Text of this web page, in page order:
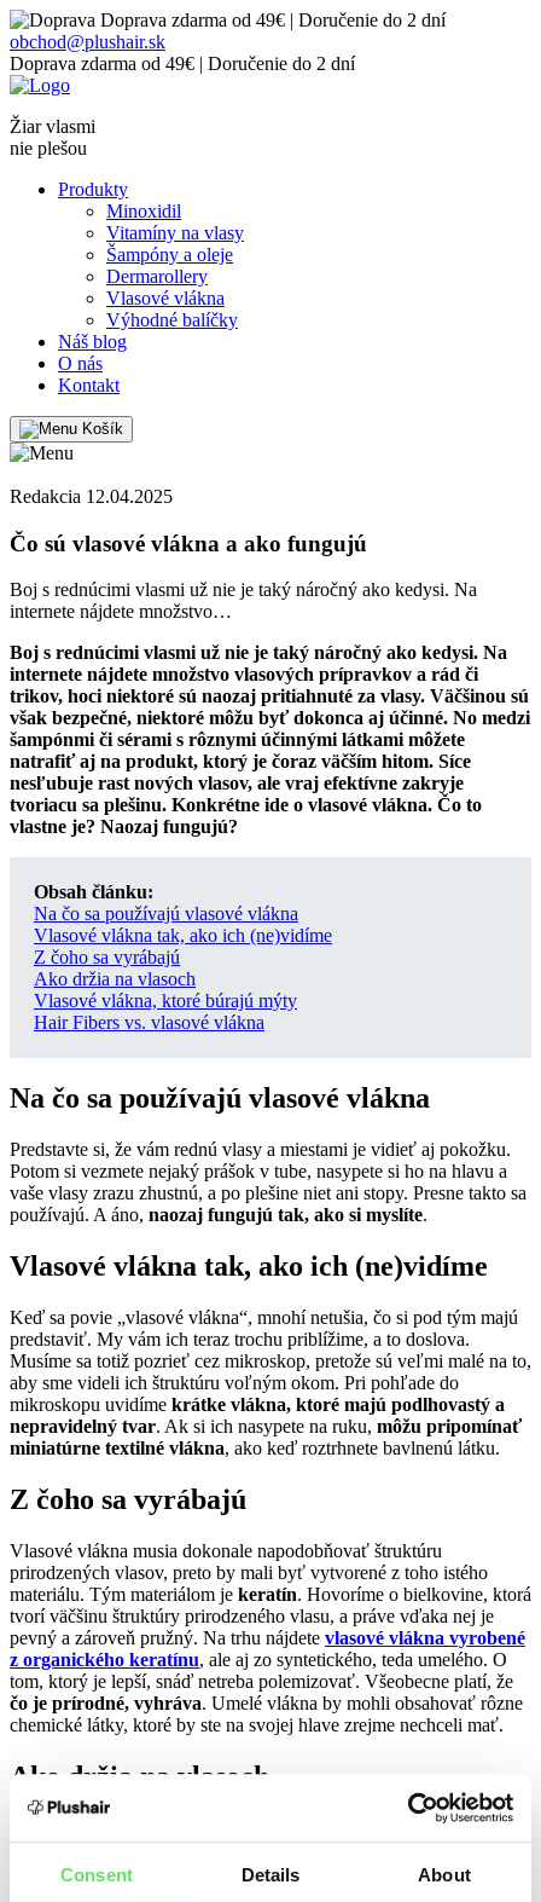
Consent Details About
Doprava zdarma od 49€ | Doručenie do 2 dní
obchod@plushair.sk
Doprava zdarma od 49€ | Doručenie do 2 dní
Žiar vlasmi
nie plešou
Produkty
Minoxidil
Vitamíny na vlasy
Šampóny a oleje
Dermarollery
Vlasové vlákna
Výhodné balíčky
Náš blog
O nás
Kontakt
Košík
Redakcia 12.04.2025
Čo sú vlasové vlákna a ako fungujú
Boj s rednúcimi vlasmi už nie je taký náročný ako kedysi. Na
internete nájdete množstvo…
Boj s rednúcimi vlasmi už nie je taký náročný ako kedysi. Na
internete nájdete množstvo vlasových prípravkov a rád či
trikov, hoci niektoré sú naozaj pritiahnuté za vlasy. Väčšinou sú
však bezpečné, niektoré môžu byť dokonca aj účinné. No medzi
šampónmi či sérami s rôznymi účinnými látkami môžete
natrafiť aj na produkt, ktorý je čoraz väčším hitom. Síce
nesľubuje rast nových vlasov, ale vraj efektívne zakryje
tvoriacu sa plešinu. Konkrétne ide o vlasové vlákna. Čo to
vlastne je? Naozaj fungujú?
Obsah článku:
Na čo sa používajú vlasové vlákna
Vlasové vlákna tak, ako ich (ne)vidíme
Z čoho sa vyrábajú
Ako držia na vlasoch
Vlasové vlákna, ktoré búrajú mýty
Hair Fibers vs. vlasové vlákna
Na čo sa používajú vlasové vlákna
Predstavte si, že vám rednú vlasy a miestami je vidieť aj pokožku.
Potom si vezmete nejaký prášok v tube, nasypete si ho na hlavu a
vaše vlasy zrazu zhustnú, a po plešine niet ani stopy. Presne takto sa
používajú. A áno, naozaj fungujú tak, ako si myslíte.
Vlasové vlákna tak, ako ich (ne)vidíme
Keď sa povie „vlasové vlákna“, mnohí netušia, čo si pod tým majú
predstaviť. My vám ich teraz trochu priblížime, a to doslova.
Musíme sa totiž pozrieť cez mikroskop, pretože sú veľmi malé na to,
aby sme videli ich štruktúru voľným okom. Pri pohľade do
mikroskopu uvidíme krátke vlákna, ktoré majú podlhovastý a
nepravidelný tvar. Ak si ich nasypete na ruku, môžu pripomínať
miniatúrne textilné vlákna, ako keď roztrhnete bavlnenú látku.
Z čoho sa vyrábajú
Vlasové vlákna musia dokonale napodobňovať štruktúru
prirodzených vlasov, preto by mali byť vytvorené z toho istého
materiálu. Tým materiálom je keratín. Hovoríme o bielkovine, ktorá
tvorí väčšinu štruktúry prirodzeného vlasu, a práve vďaka nej je
pevný a zároveň pružný. Na trhu nájdete vlasové vlákna vyrobené
z organického keratínu, ale aj zo syntetického, teda umelého. O
tom, ktorý je lepší, snáď netreba polemizovať. Všeobecne platí, že
čo je prírodné, vyhráva. Umelé vlákna by mohli obsahovať rôzne
chemické látky, ktoré by ste na svojej hlave zrejme nechceli mať.
Ako držia na vlasoch
. Určite ste aspoň raz
zažili elektrizujúce vlasy, čo asi nebolo príjemné. V tomto prípade
sa však nemusíte obávať.
Statická elektrina vo vlasových